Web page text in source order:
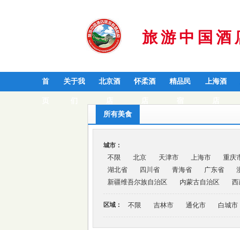
旅游中国酒
首 关于我 北京酒 怀柔酒 精品民 上海酒
所有美食
城市：
不限 北京 天津市 上海市 重庆
湖北省
四川省 青海省 广东省
新疆维吾尔族自治区
内蒙古自治区 西
区域： 不限 吉林市 通化市 白城市